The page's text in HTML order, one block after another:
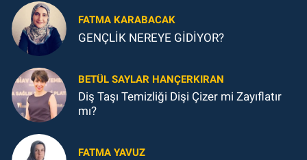
FATMA KARABACAK
GENÇLİK NEREYE GİDİYOR?
BETÜL SAYLAR HANÇERKIRAN
Diş Taşı Temizliği Dişi Çizer mi Zayıflatır
mı?
FATMA YAVUZ